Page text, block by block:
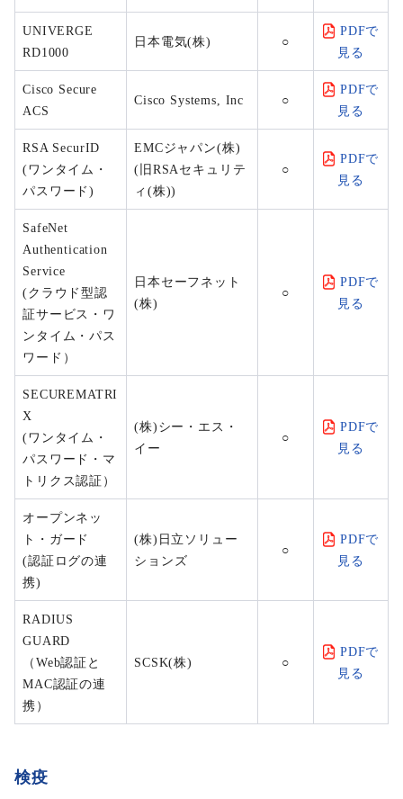
UNIVERGE
RD1000
日本電気(株) ○
PDFで
見る
Cisco Secure
ACS
Cisco Systems, Inc ○
PDFで
見る
RSA SecurID
(ワンタイム・
パスワード)
EMCジャパン(株)
(旧RSAセキュリテ
ィ(株))
○
PDFで
見る
SafeNet
Authentication
Service
(クラウド型認
証サービス・ワ
ンタイム・パス
ワード）
日本セーフネット
(株)
○
PDFで
見る
SECUREMATRI
X
(ワンタイム・
パスワード・マ
トリクス認証）
(株)シー・エス・
イー
○
PDFで
見る
オープンネッ
ト・ガード
(認証ログの連
携)
(株)日立ソリュー
ションズ
○
PDFで
見る
RADIUS
GUARD
（Web認証と
MAC認証の連
携）
SCSK(株) ○
PDFで
見る
検疫